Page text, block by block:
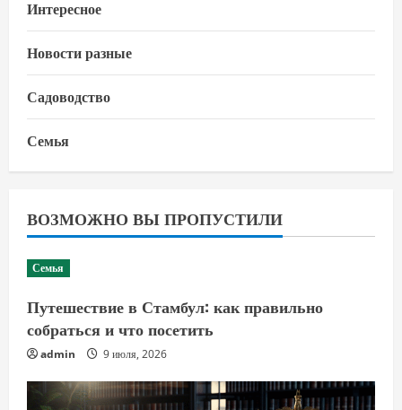
Интересное
Новости разные
Садоводство
Семья
ВОЗМОЖНО ВЫ ПРОПУСТИЛИ
Семья
Путешествие в Стамбул: как правильно
собраться и что посетить
admin 9 июля, 2026